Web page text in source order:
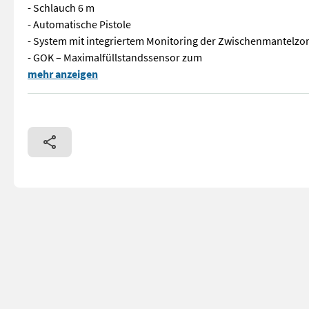
- Schlauch 6 m
- Automatische Pistole
- System mit integriertem Monitoring der
- GOK – Maximalfüllstandssensor zum
Nolen Doppelwandiger Tank für Dieselkraftstoff 5000 l -
mehr anzeigen